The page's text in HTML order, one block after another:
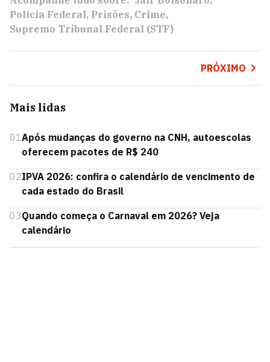
Polícia Federal Prisões Crime
Supremo Tribunal Federal (STF)
PRÓXIMO
Mais lidas
01 Após mudanças do governo na CNH, autoescolas
oferecem pacotes de R$ 240
02IPVA 2026: confira o calendário de vencimento de
cada estado do Brasil
03Quando começa o Carnaval em 2026? Veja
calendário